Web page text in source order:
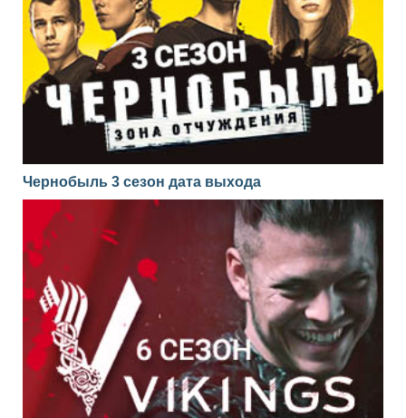
Чернобыль 3 сезон дата выхода